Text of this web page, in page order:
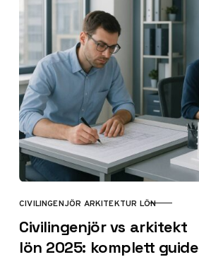
KATEGORI
CIVILINGENJÖR ARKITEKTUR LÖN
Civilingenjör vs arkitekt
lön 2025: komplett guide